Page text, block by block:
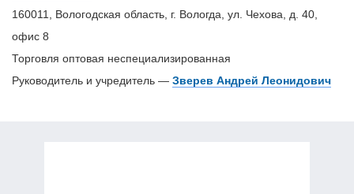
160011, Вологодская область, г. Вологда, ул. Чехова, д. 40,
офис 8
Торговля оптовая неспециализированная
Руководитель и учредитель — Зверев Андрей Леонидович